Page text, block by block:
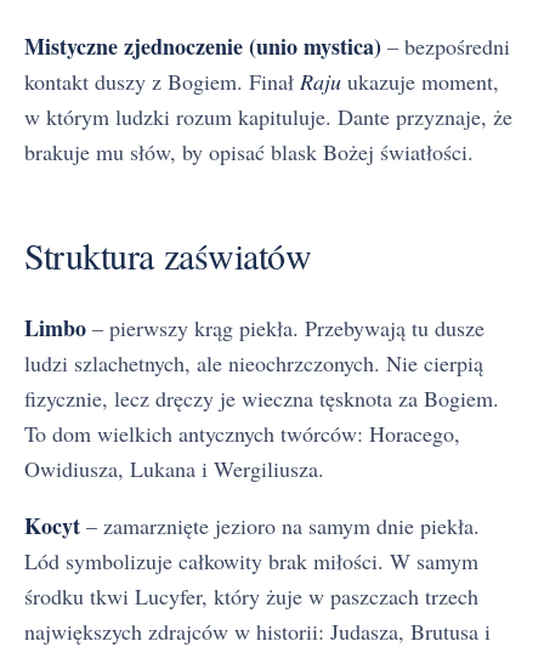
Mistyczne zjednoczenie (unio mystica) – bezpośredni
kontakt duszy z Bogiem. Finał Raju ukazuje moment,
w którym ludzki rozum kapituluje. Dante przyznaje, że
brakuje mu słów, by opisać blask Bożej światłości.
Struktura zaświatów
Limbo – pierwszy krąg piekła. Przebywają tu dusze
ludzi szlachetnych, ale nieochrzczonych. Nie cierpią
fizycznie, lecz dręczy je wieczna tęsknota za Bogiem.
To dom wielkich antycznych twórców: Horacego,
Owidiusza, Lukana i Wergiliusza.
Kocyt – zamarznięte jezioro na samym dnie piekła.
Lód symbolizuje całkowity brak miłości. W samym
środku tkwi Lucyfer, który żuje w paszczach trzech
największych zdrajców w historii: Judasza, Brutusa i